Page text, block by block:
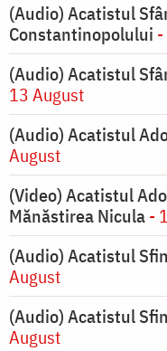
(Audio) Acatistul
Constantinopolului
(Audio) Acatistul
13 August
(Audio) Acatistul
August
(Video) Acatistul
Mănăstirea Nicula-
(Audio) Acatistul
August
(Audio) Acatistul
August